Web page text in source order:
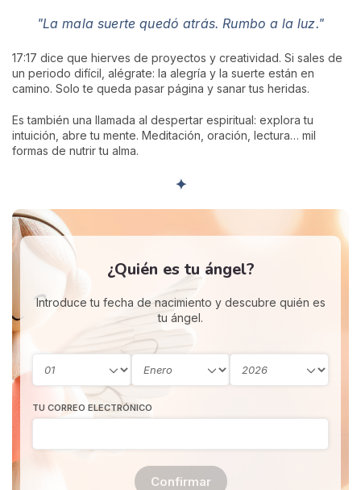
"La mala suerte quedó atrás. Rumbo a la luz."
17:17 dice que hierves de proyectos y creatividad. Si sales de
un periodo difícil, alégrate: la alegría y la suerte están en
camino. Solo te queda pasar página y sanar tus heridas.
Es también una llamada al despertar espiritual: explora tu
intuición, abre tu mente. Meditación, oración, lectura… mil
formas de nutrir tu alma.
✦
¿Quién es tu ángel?
Introduce tu fecha de nacimiento y descubre quién es
tu ángel.
TU CORREO ELECTRÓNICO
Confirmar